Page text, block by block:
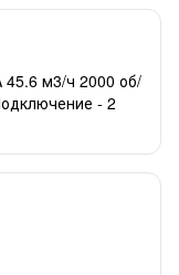
45.6 м3/ч 2000 об/
- 2